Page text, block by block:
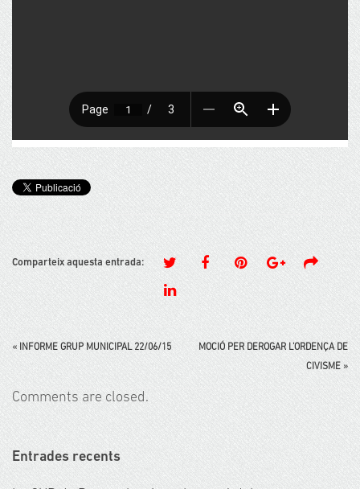
Comparteix aquesta entrada:
« INFORME GRUP MUNICIPAL 22/06/15
MOCIÓ PER DEROGAR L'ORDENÇA DE
CIVISME »
Comments are closed.
Entrades recents